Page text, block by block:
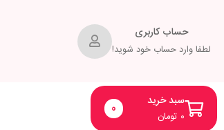
حساب کاربری
لطفا وارد حساب خود شوید!
سبد خرید
تومان ۰ 0